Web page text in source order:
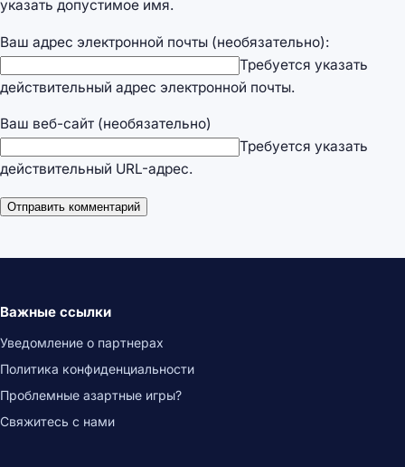
указать допустимое имя.
Ваш адрес электронной почты (необязательно):
Требуется указать
действительный адрес электронной почты.
Ваш веб-сайт (необязательно)
Требуется указать
действительный URL-адрес.
Важные ссылки
Уведомление о партнерах
Политика конфиденциальности
Проблемные азартные игры?
Свяжитесь с нами